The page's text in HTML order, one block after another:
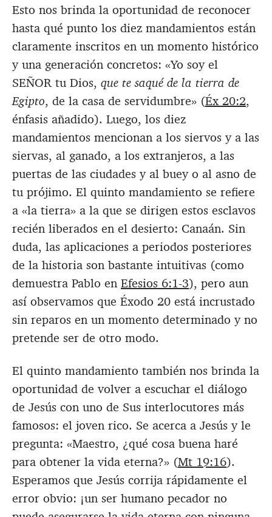
Esto nos brinda la oportunidad de reconocer
hasta qué punto los diez mandamientos están
claramente inscritos en un momento histórico
y una generación concretos: «Yo soy el
SEÑOR tu Dios, que te saqué de la tierra de
Egipto, de la casa de servidumbre» (Éx 20:2,
énfasis añadido). Luego, los diez
mandamientos mencionan a los siervos y a las
siervas, al ganado, a los extranjeros, a las
puertas de las ciudades y al buey o al asno de
tu prójimo. El quinto mandamiento se refiere
a «la tierra» a la que se dirigen estos esclavos
recién liberados en el desierto: Canaán. Sin
duda, las aplicaciones a periodos posteriores
de la historia son bastante intuitivas (como
demuestra Pablo en Efesios 6:1-3), pero aun
así observamos que Éxodo 20 está incrustado
sin reparos en un momento determinado y no
pretende ser de otro modo.
El quinto mandamiento también nos brinda la
oportunidad de volver a escuchar el diálogo
de Jesús con uno de Sus interlocutores más
famosos: el joven rico. Se acerca a Jesús y le
pregunta: «Maestro, ¿qué cosa buena haré
para obtener la vida eterna?» (Mt 19:16).
Esperamos que Jesús corrija rápidamente el
error obvio: ¡un ser humano pecador no